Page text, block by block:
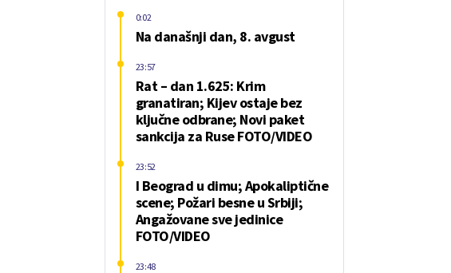
Na današnji dan, 8. avgust
0:02
Rat – dan 1.625: Krim
granatiran; Kijev ostaje bez
ključne odbrane; Novi paket
sankcija za Ruse FOTO/VIDEO
23:57
I Beograd u dimu; Apokaliptične
scene; Požari besne u Srbiji;
Angažovane sve jedinice
FOTO/VIDEO
23:52
23:48